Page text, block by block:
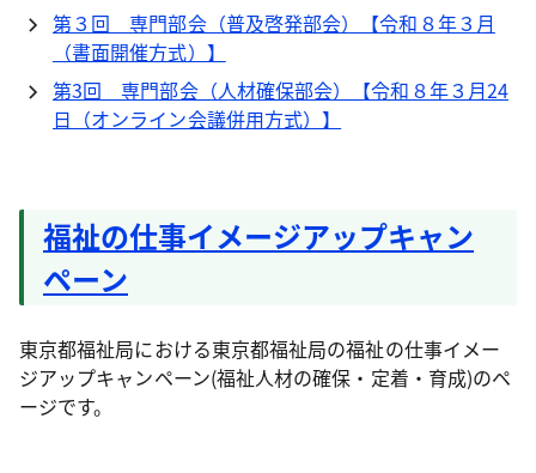
第３回 専門部会（普及啓発部会）【令和８年３月
（書面開催方式）】
第3回 専門部会（人材確保部会）【令和８年３月24
日（オンライン会議併用方式）】
福祉の仕事イメージアップキャン
ペーン
東京都福祉局における東京都福祉局の福祉の仕事イメー
ジアップキャンペーン(福祉人材の確保・定着・育成)のペ
ージです。